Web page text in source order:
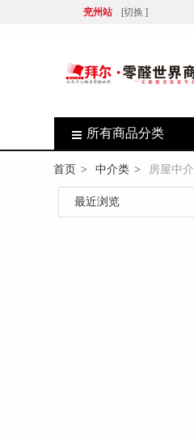
兖州站 [切换 ]
所有商品分类
首页 > 中介类 > 房屋中介
最近浏览